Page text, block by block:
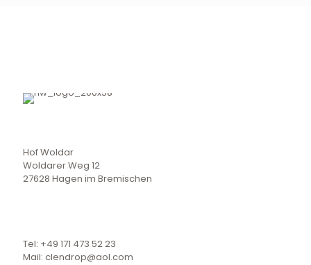
Hof Woldar
Woldarer Weg 12
27628 Hagen im Bremischen
Tel: +49 171 473 52 23
Mail: clendrop@aol.com